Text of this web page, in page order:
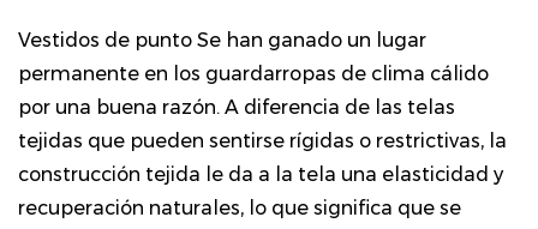
punto
dominan
los
guardarropas
de
primavera
Vestidos de punto Se han ganado un lugar
permanente en los guardarropas de clima cálido
por una buena razón. A diferencia de las telas
tejidas que pueden sentirse rígidas o restrictivas, la
construcción tejida le da a la tela una elasticidad y
recuperación naturales, lo que significa que se